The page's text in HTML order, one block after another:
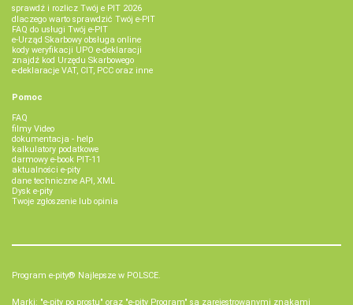
sprawdź i rozlicz Twój e PIT 2026
dlaczego warto sprawdzić Twój e-PIT
FAQ do usługi Twój e-PIT
e-Urząd Skarbowy obsługa online
kody weryfikacji UPO e-deklaracji
znajdź kod Urzędu Skarbowego
e-deklaracje VAT, CIT, PCC oraz inne
Pomoc
FAQ
filmy Video
dokumentacja - help
kalkulatory podatkowe
darmowy e-book PIT-11
aktualności e-pity
dane techniczne API, XML
Dysk e-pity
Twoje zgłoszenie lub opinia
Program e-pity® Najlepsze w POLSCE.
Marki: "e-pity po prostu" oraz "e-pity Program" są zarejestrowanymi znakami